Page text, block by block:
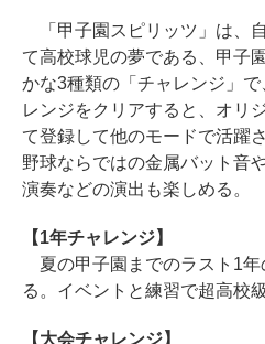
「甲子園スピリッツ」は、
て高校球児の夢である、甲子
かな3種類の「チャレンジ」
レンジをクリアすると、オリ
て登録して他のモードで活躍
野球ならではの金属バット音
演奏などの演出も楽しめる。
【1年チャレンジ】
夏の甲子園までのラスト1年
る。イベントと練習で超高校
【大会チャレンジ】